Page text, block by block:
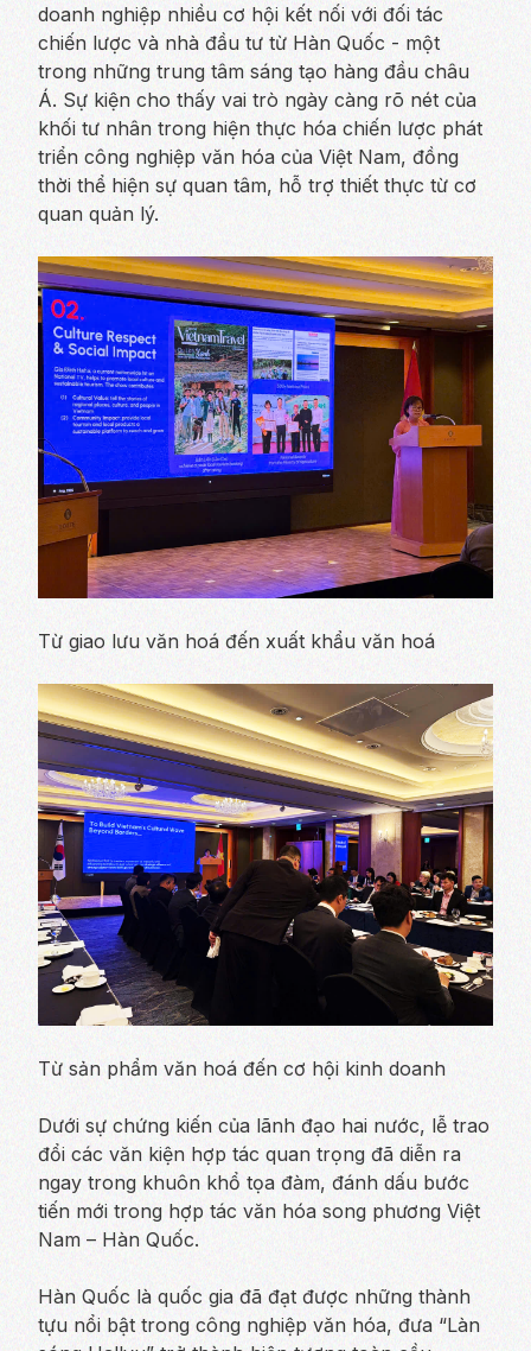
doanh nghiệp nhiều cơ hội kết nối với đối tác
chiến lược và nhà đầu tư từ Hàn Quốc - một
trong những trung tâm sáng tạo hàng đầu châu
Á. Sự kiện cho thấy vai trò ngày càng rõ nét của
khối tư nhân trong hiện thực hóa chiến lược phát
triển công nghiệp văn hóa của Việt Nam, đồng
thời thể hiện sự quan tâm, hỗ trợ thiết thực từ cơ
quan quản lý.
Từ giao lưu văn hoá đến xuất khẩu văn hoá
Từ sản phẩm văn hoá đến cơ hội kinh doanh
Dưới sự chứng kiến của lãnh đạo hai nước, lễ trao
đổi các văn kiện hợp tác quan trọng đã diễn ra
ngay trong khuôn khổ tọa đàm, đánh dấu bước
tiến mới trong hợp tác văn hóa song phương Việt
Nam – Hàn Quốc.
Hàn Quốc là quốc gia đã đạt được những thành
tựu nổi bật trong công nghiệp văn hóa, đưa “Làn